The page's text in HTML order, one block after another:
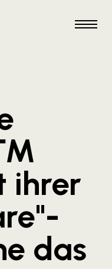
ihrer
das